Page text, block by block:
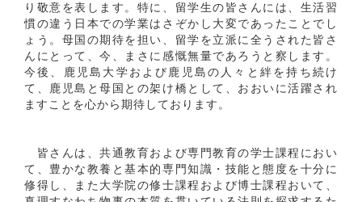
り敬意を表します。特に、留学生の皆さんには、生活習
慣の違う日本での学業はさぞかし大変であったことでし
ょう。母国の期待を担い、留学を立派に全うされた皆さ
んにとって、今、まさに感慨無量であろうと察します。
今後、鹿児島大学および鹿児島の人々と絆を持ち続け
て、鹿児島と母国との架け橋として、おおいに活躍され
ますことを心から期待しております。
皆さんは、共通教育および専門教育の学士課程におい
て、豊かな教養と基本的専門知識・技能と態度を十分に
修得し、また大学院の修士課程および博士課程おいて、